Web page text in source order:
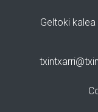
Geltoki